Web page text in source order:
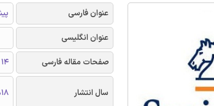
عنوان فارسی
عنوان انگلیسی
صفحات مقاله فارسی
14
سال انتشار